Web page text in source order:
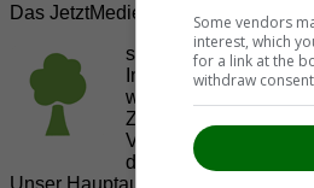
Das JetztMedien.com Medien
suedsteiermark.at ist
Internetadressen der
welche es sich zur
Zusammenarbeit mit
Vereinen und
der Region
Unser Hauptaugenmerk liegt
Some vendors
interest, which
for a link at the
withdraw